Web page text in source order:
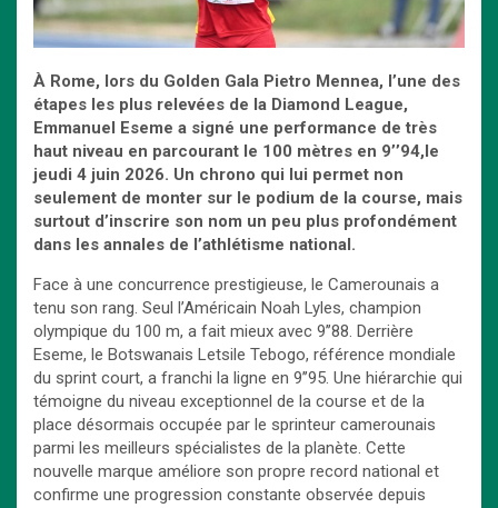
À Rome, lors du Golden Gala Pietro Mennea, l’une des
étapes les plus relevées de la Diamond League,
Emmanuel Eseme a signé une performance de très
haut niveau en parcourant le 100 mètres en 9’’94,le
jeudi 4 juin 2026. Un chrono qui lui permet non
seulement de monter sur le podium de la course, mais
surtout d’inscrire son nom un peu plus profondément
dans les annales de l’athlétisme national.
Face à une concurrence prestigieuse, le Camerounais a
tenu son rang. Seul l’Américain Noah Lyles, champion
olympique du 100 m, a fait mieux avec 9’’88. Derrière
Eseme, le Botswanais Letsile Tebogo, référence mondiale
du sprint court, a franchi la ligne en 9’’95. Une hiérarchie qui
témoigne du niveau exceptionnel de la course et de la
place désormais occupée par le sprinteur camerounais
parmi les meilleurs spécialistes de la planète. Cette
nouvelle marque améliore son propre record national et
confirme une progression constante observée depuis